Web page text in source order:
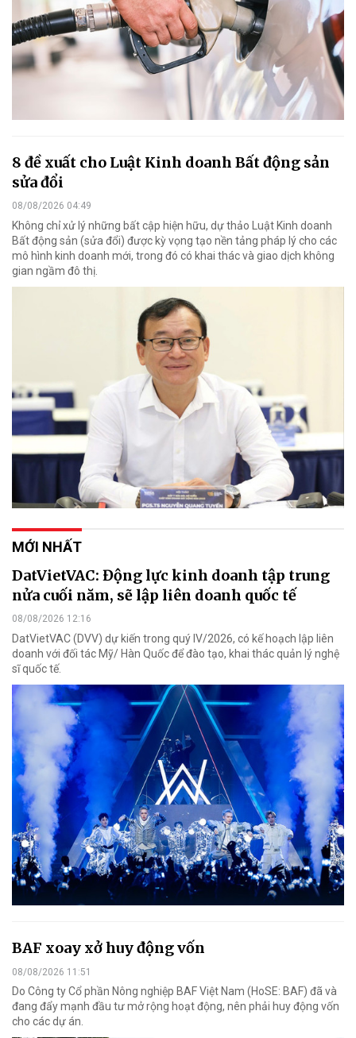
8 đề xuất cho Luật Kinh doanh Bất động sản
sửa đổi
08/08/2026 04:49
Không chỉ xử lý những bất cập hiện hữu, dự thảo Luật Kinh doanh
Bất động sản (sửa đổi) được kỳ vọng tạo nền tảng pháp lý cho các
mô hình kinh doanh mới, trong đó có khai thác và giao dịch không
gian ngầm đô thị.
MỚI NHẤT
DatVietVAC: Động lực kinh doanh tập trung
nửa cuối năm, sẽ lập liên doanh quốc tế
08/08/2026 12:16
DatVietVAC (DVV) dự kiến trong quý IV/2026, có kế hoạch lập liên
doanh với đối tác Mỹ/ Hàn Quốc để đào tạo, khai thác quản lý nghệ
sĩ quốc tế.
BAF xoay xở huy động vốn
08/08/2026 11:51
Do Công ty Cổ phần Nông nghiệp BAF Việt Nam (HoSE: BAF) đã và
đang đẩy mạnh đầu tư mở rộng hoạt động, nên phải huy động vốn
cho các dự án.